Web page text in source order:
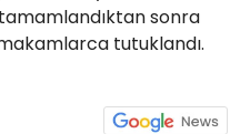
sonra
tutuklandı.